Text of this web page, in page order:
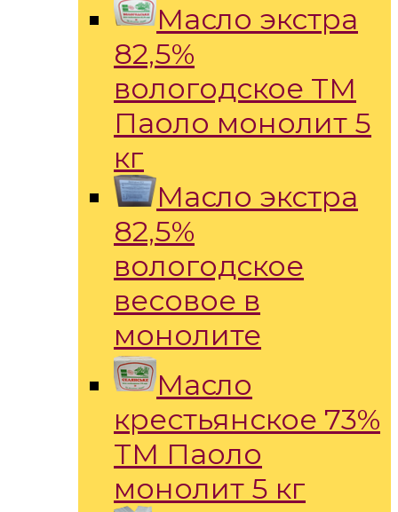
Масло экстра
82,5%
вологодское ТМ
Паоло монолит 5
кг
Масло экстра
82,5%
вологодское
весовое в
монолите
Масло
крестьянское 73%
ТМ Паоло
монолит 5 кг